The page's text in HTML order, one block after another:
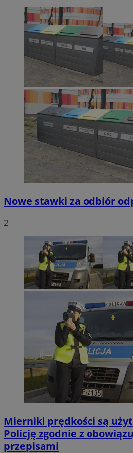
Nowe stawki za odbiór
2
Mierniki prędkości są
Policję zgodnie z
przepisami